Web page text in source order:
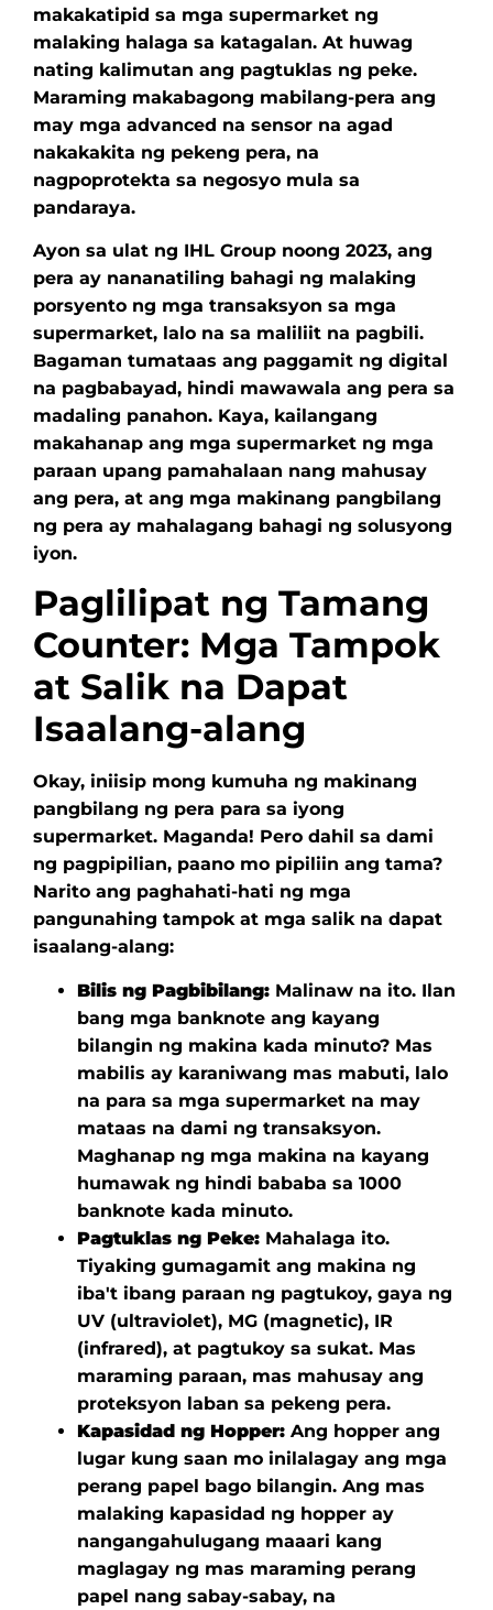
makakatipid sa mga supermarket ng
malaking halaga sa katagalan. At huwag
nating kalimutan ang pagtuklas ng peke.
Maraming makabagong mabilang-pera ang
may mga advanced na sensor na agad
nakakakita ng pekeng pera, na
nagpoprotekta sa negosyo mula sa
pandaraya.
Ayon sa ulat ng IHL Group noong 2023, ang
pera ay nananatiling bahagi ng malaking
porsyento ng mga transaksyon sa mga
supermarket, lalo na sa maliliit na pagbili.
Bagaman tumataas ang paggamit ng digital
na pagbabayad, hindi mawawala ang pera sa
madaling panahon. Kaya, kailangang
makahanap ang mga supermarket ng mga
paraan upang pamahalaan nang mahusay
ang pera, at ang mga makinang pangbilang
ng pera ay mahalagang bahagi ng solusyong
iyon.
Paglilipat ng Tamang
Counter: Mga Tampok
at Salik na Dapat
Isaalang-alang
Okay, iniisip mong kumuha ng makinang
pangbilang ng pera para sa iyong
supermarket. Maganda! Pero dahil sa dami
ng pagpipilian, paano mo pipiliin ang tama?
Narito ang paghahati-hati ng mga
pangunahing tampok at mga salik na dapat
isaalang-alang:
Bilis ng Pagbibilang: Malinaw na ito. Ilan
bang mga banknote ang kayang
bilangin ng makina kada minuto? Mas
mabilis ay karaniwang mas mabuti, lalo
na para sa mga supermarket na may
mataas na dami ng transaksyon.
Maghanap ng mga makina na kayang
humawak ng hindi bababa sa 1000
banknote kada minuto.
Pagtuklas ng Peke: Mahalaga ito.
Tiyaking gumagamit ang makina ng
iba't ibang paraan ng pagtukoy, gaya ng
UV (ultraviolet), MG (magnetic), IR
(infrared), at pagtukoy sa sukat. Mas
maraming paraan, mas mahusay ang
proteksyon laban sa pekeng pera.
Kapasidad ng Hopper: Ang hopper ang
lugar kung saan mo inilalagay ang mga
perang papel bago bilangin. Ang mas
malaking kapasidad ng hopper ay
nangangahulugang maaari kang
maglagay ng mas maraming perang
papel nang sabay-sabay, na